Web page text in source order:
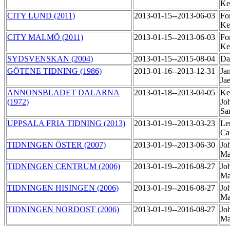
CITY LUND (2011)
2013-01-15--2013-06-03
CITY MALMÖ (2011)
2013-01-15--2013-06-03
SYDSVENSKAN (2004)
2013-01-15--2015-08-04
GÖTENE TIDNING (1986)
2013-01-16--2013-12-31
ANNONSBLADET DALARNA
(1972)
2013-01-18--2013-04-05
UPPSALA FRIA TIDNING (2013)
2013-01-19--2013-03-23
TIDNINGEN ÖSTER (2007)
2013-01-19--2013-06-30
TIDNINGEN CENTRUM (2006)
2013-01-19--2016-08-27
TIDNINGEN HISINGEN (2006)
2013-01-19--2016-08-27
TIDNINGEN NORDOST (2006)
2013-01-19--2016-08-27